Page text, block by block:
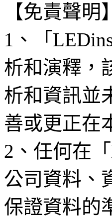
【免責聲明】
1、「
析和演釋，
析和資訊並
善或更正在
2、任何在
公司資料、
保證資料的